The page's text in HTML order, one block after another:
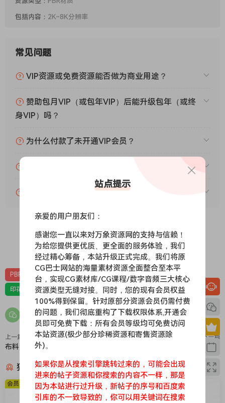
包括内容： 2K~8K分辨率
常见问题
VIP资源或免费资源能否做为商业用途？
赞助包月VIP（或包年VIP）后能升级包年（或终
身VIP）吗？
为什么付款了未开通VIP会员？
VIP会员剩余时间查询？
0 0
PBR-布料 PBR材质（在线预览）
印花，亚麻，针织，仿皮，布匹，家纺，绒布 材质贴图
上一篇
布料203
下一篇
布料201
猜你喜欢
会员免费 会员免费
站点提示
亲爱的用户朋友们：
感谢您一直以来对万象资源网的支持与信赖！
为给您提供更优质、更全面的服务体验，我们
经过精心筹备，本站升级正式完成。我们将原
CG巴士网站的海量素材资源全面整合至本平
台，实现CG素材库/CG课程/数字音频三大核心
资源类型无缝对接。同时，您的现有会员权益
100%得到保留。针对原部分资源会员仍需付费
的问题，我们彻底重构了下载权限体系,开通会
员即可免费下载：所有会员等级均可免费访问
本站资源(极少部分珍稀资源和寄售资源除
外)。
如果你是从搜索引擎跳转过来的，可能会出现
进来的帖子资源和你搜索的内容不一样，那是
因为本站进行过升级，新帖子的序号和百度索
引库的不一致导致的，你可以用关键词在搜索